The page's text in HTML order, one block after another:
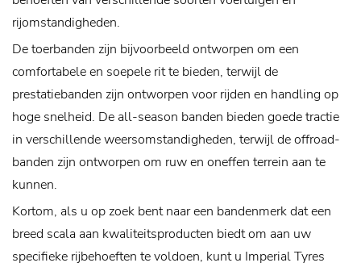
rijomstandigheden.
De toerbanden zijn bijvoorbeeld ontworpen om een ​​
comfortabele en soepele rit te bieden, terwijl de
prestatiebanden zijn ontworpen voor rijden en handling op
hoge snelheid. De all-season banden bieden goede tractie
in verschillende weersomstandigheden, terwijl de offroad-
banden zijn ontworpen om ruw en oneffen terrein aan te
kunnen.
Kortom, als u op zoek bent naar een bandenmerk dat een
breed scala aan kwaliteitsproducten biedt om aan uw
specifieke rijbehoeften te voldoen, kunt u Imperial Tyres